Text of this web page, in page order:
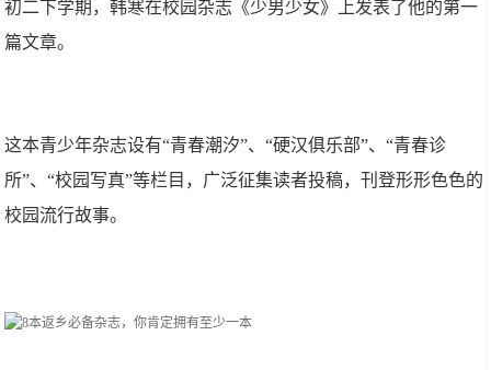
初二下学期，韩寒在校园杂志《少男少女》上发表了他的第一
篇文章。
这本青少年杂志设有“青春潮汐”、“硬汉俱乐部”、“青春诊
所”、“校园写真”等栏目，广泛征集读者投稿，刊登形形色色的
校园流行故事。